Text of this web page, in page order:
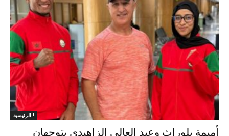
الرئيسية !
أميمة بلوراث وعبد العالي الزاهيدي يتوجهان